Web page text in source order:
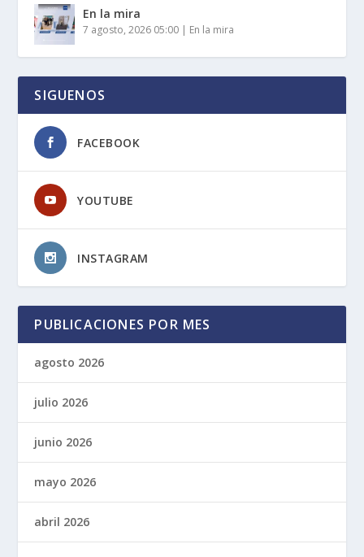
En la mira
7 agosto, 2026 05:00 | En la mira
SIGUENOS
FACEBOOK
YOUTUBE
INSTAGRAM
PUBLICACIONES POR MES
agosto 2026
julio 2026
junio 2026
mayo 2026
abril 2026